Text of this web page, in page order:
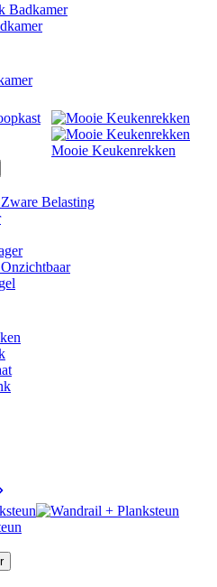
Badkamer
Mooie Keukenrekken
Belasting